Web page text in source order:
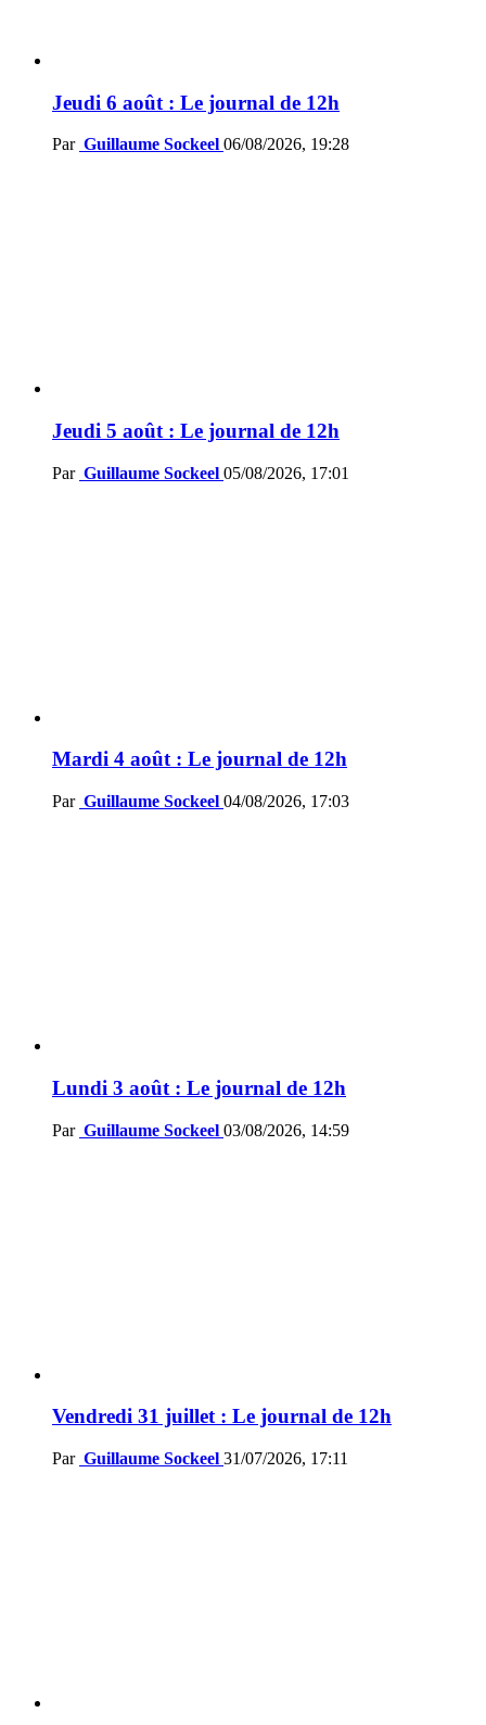
Jeudi 6 août : Le journal de 12h
Par Guillaume Sockeel 06/08/2026, 19:28
Jeudi 5 août : Le journal de 12h
Par Guillaume Sockeel 05/08/2026, 17:01
Mardi 4 août : Le journal de 12h
Par Guillaume Sockeel 04/08/2026, 17:03
Lundi 3 août : Le journal de 12h
Par Guillaume Sockeel 03/08/2026, 14:59
Vendredi 31 juillet : Le journal de 12h
Par Guillaume Sockeel 31/07/2026, 17:11